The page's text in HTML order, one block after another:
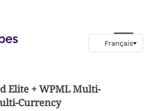
Elite + WPML Multi-
Currency